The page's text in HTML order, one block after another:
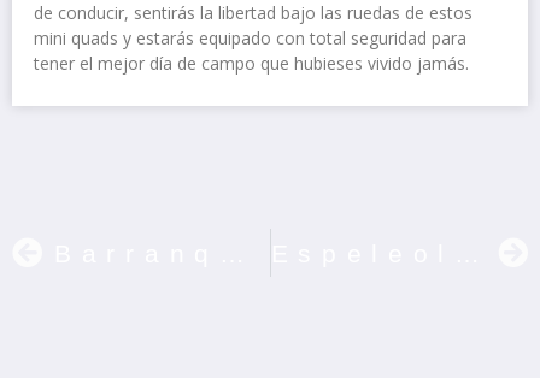
de conducir, sentirás la libertad bajo las ruedas de estos
mini quads y estarás equipado con total seguridad para
tener el mejor día de campo que hubieses vivido jamás.